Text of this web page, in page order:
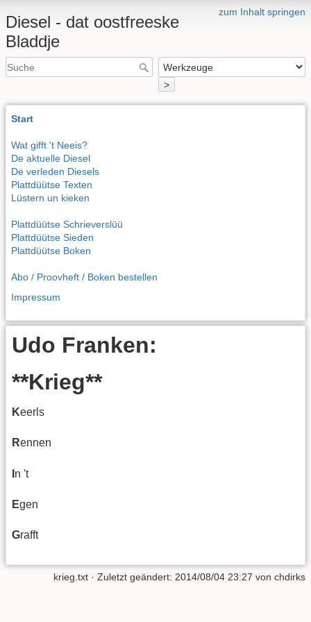
zum Inhalt springen
Diesel - dat oostfreeske
Bladdje
>
Start
Wat gifft 't Neeis?
De aktuelle Diesel
De verleden Diesels
Plattdüütse Texten
Lüstern un kieken
Plattdüütse Schrieverslüü
Plattdüütse Sieden
Plattdüütse Boken
Abo / Proovheft / Boken bestellen
Impressum
Udo Franken:
**Krieg**
Keerls
Rennen
n 't
Egen
Grafft
krieg.txt · Zuletzt geändert: 2014/08/04 23:27 von chdirks